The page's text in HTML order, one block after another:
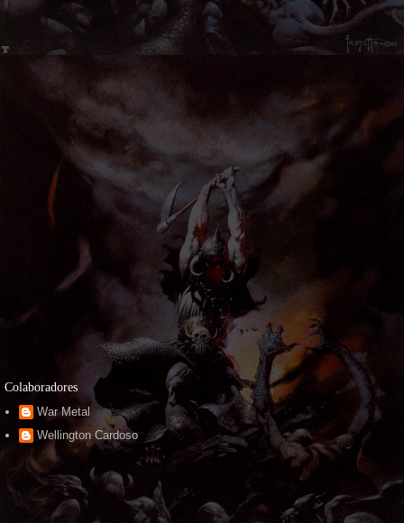
Colaboradores
War Metal
Wellington Cardoso